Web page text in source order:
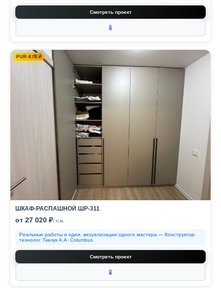
Смотреть проект
📱
PUR-КЛЕЙ
ШКАФ-РАСПАШНОЙ ШР-311
от 27 020 ₽/ п.м.
Реальные работы и идеи, визуализации одного мастера — Конструктор-
технолог Ткачук А.А· Columbus
Смотреть проект
📱